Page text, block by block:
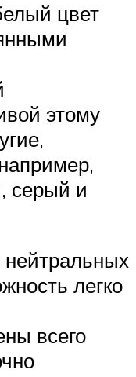
цвет
этому
серый и
легко
всего